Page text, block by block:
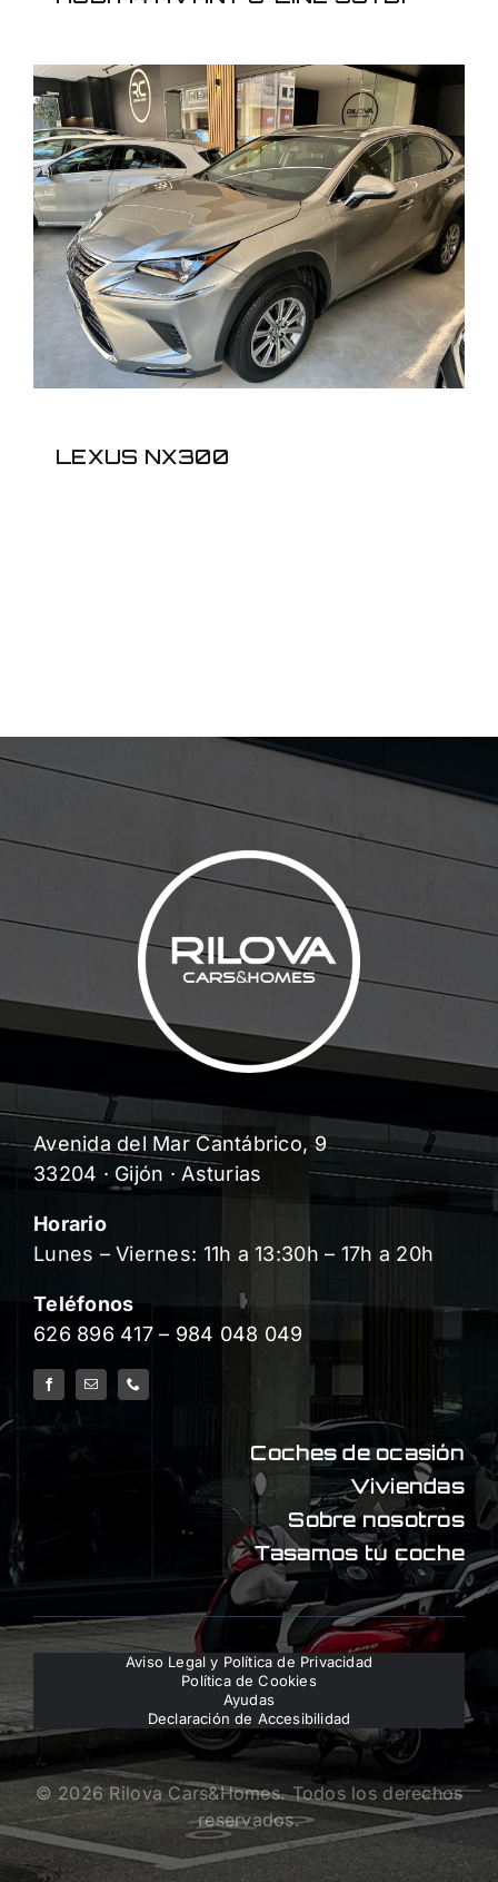
LEXUS NX300
LEXUS NX300
Avenida del Mar Cantábrico, 9
33204 · Gijón · Asturias
Horario
Lunes – Viernes: 11h a 13:30h – 17h a 20h
Teléfonos
626 896 417– 984 048 049
Coches de ocasión
Viviendas
Sobre nosotros
Tasamos tu coche
Aviso Legal y Política de Privacidad
Política de Cookies
Ayudas
Declaración de Accesibilidad
© 2026 Rilova Cars&Homes. Todos los derechos
reservados.